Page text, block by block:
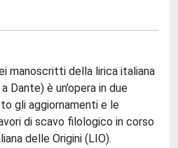
manoscritti della lirica italiana
Dante) è un’opera in due
gli aggiornamenti e le
di scavo filologico in corso
delle Origini (LIO).